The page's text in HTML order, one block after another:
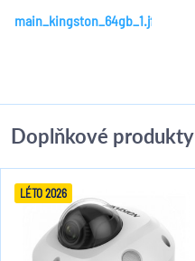
main_kingston_64gb_1.jfif
Doplňkové produkty
LÉTO 2026